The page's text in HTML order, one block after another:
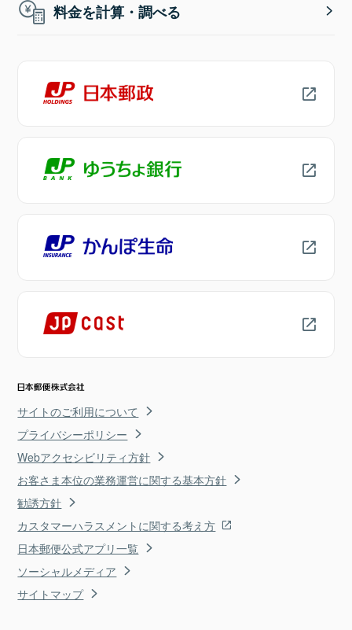
料金を計算・調べる
サイトのご利用について
プライバシーポリシー
Webアクセシビリティ方針
お客さま本位の業務運営に関する基本方針
勧誘方針
カスタマーハラスメントに関する考え方
日本郵便公式アプリ一覧
ソーシャルメディア
サイトマップ